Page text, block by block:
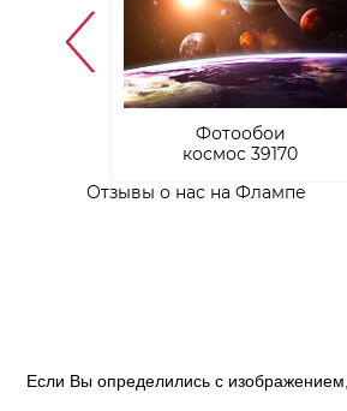
Фотообои
космос 39170
Отзывы о нас на Флампе
Если Вы определились с изображением,